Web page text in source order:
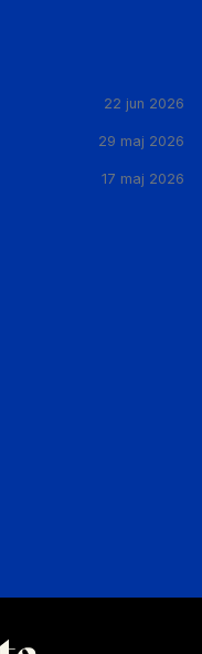
22 jun 2026
29 maj 2026
17 maj 2026